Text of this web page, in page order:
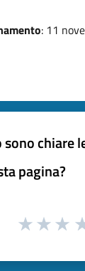
: 11
sono chiare
pagina?